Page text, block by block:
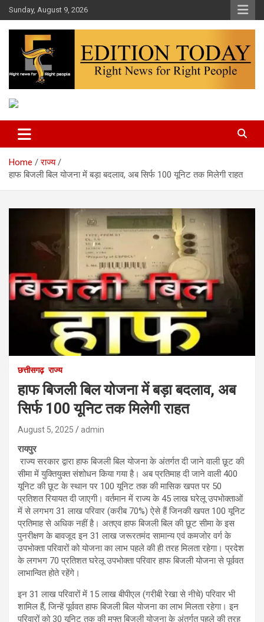
Skip
to
content
Sunday, August 9, 2026
Edition Today
Home
राज्य
हाफ बिजली बिल योजना में बड़ा बदलाव, अब सिर्फ 100 यूनिट तक मिलेगी राहत
छत्तीसगढ़ राज्य
हाफ बिजली बिल योजना में बड़ा बदलाव, अब
सिर्फ 100 यूनिट तक मिलेगी राहत
August 5, 2025 admin
रायपुर
राज्य सरकार द्वारा हाफ बिजली बिल योजना के अंतर्गत दी जाने वाली छूट की
सीमा में युक्तियुक्त संशोधन किया गया है। अब प्रतिमाह दी जाने वाली 400
यूनिट की छूट के स्थान पर 100 यूनिट तक की मासिक खपत पर 50
प्रतिशत रियायत दी जाएगी। वर्तमान में राज्य के 45 लाख घरेलू उपभोक्ताओं
में से लगभग 31 लाख परिवार (करीब 70%) ऐसे हैं जिनकी खपत 100 यूनिट
प्रतिमाह से अधिक नहीं है। अतएव हाफ बिजली बिल की छूट सीमा के इस
पुनरीक्षण के बावजूद इन 31 लाख जरूरतमंद सामान्य एवं कमजोर वर्ग के
उपभोक्ता परिवारों को योजना का लाभ पहले की ही तरह मिलता रहेगा। प्रदेश
के लगभग 70 प्रतिशत घरेलू उपभोक्ता परिवार हाफ बिजली योजना से पूर्ववत
लाभान्वित होते रहेंगे।
इन 31 लाख परिवारों में 15 लाख बीपीएल (गरीबी रेखा से नीचे) परिवार भी
शामिल हैं, जिन्हें पूर्ववत हाफ बिजली बिल योजना का लाभ मिलता रहेगा। इन
परिवारों को 30 यूनिट तक की मुफ्त बिजली योजना के अंतर्गत पहले की तरह